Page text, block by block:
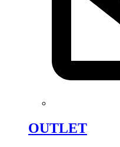
OUTLET